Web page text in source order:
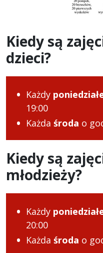
Kiedy są
dzieci?
Każdy
19:00
Każda środa o
Kiedy są
młodzieży?
Każdy
20:00
Każda środa o